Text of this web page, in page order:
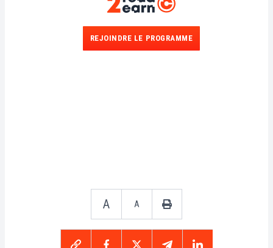
REJOINDRE LE PROGRAMME
A A